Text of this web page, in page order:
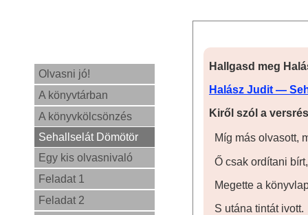
Olvasni jó!
A könyvtárban
A könyvkölcsönzés
Sehallselát Dömötör
Egy kis olvasnivaló
Feladat 1
Feladat 2
Hallgasd meg
Halász Judit —
Kiről szól a
Míg más olvasott,
Ő csak ordítani bírt,
Megette a
S utána tintát ivott.